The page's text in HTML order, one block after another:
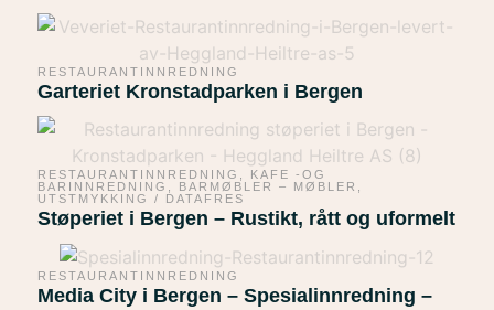
RESTAURANTINNREDNING
Garteriet Kronstadparken i Bergen
RESTAURANTINNREDNING
KAFE -OG
BARINNREDNING
BARMØBLER – MØBLER
UTSTMYKKING / DATAFRES
Støperiet i Bergen – Rustikt, rått og uformelt
RESTAURANTINNREDNING
Media City i Bergen – Spesialinnredning –